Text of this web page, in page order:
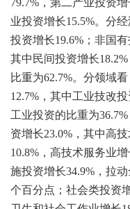
79.7%，第二产业投资
业投资增长15.5%。分
投资增长19.6%；非国有
其中民间投资增长
比重为62.7%。分领域
12.7%，其中工业技改
工业投资的比重为
资增长23.0%，其中高
10.8%，高技术服务业
施投资增长34.9%，拉
个百分点；社会类投资